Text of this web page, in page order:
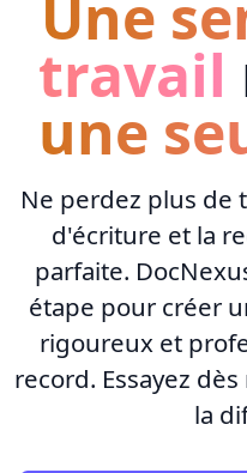
Une
travail
une
Ne perdez plus de
d'écriture et la
parfaite.
étape pour créer
rigoureux et
record. Essayez
la